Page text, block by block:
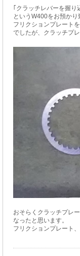
｢クラッチレバーを握
というW400をお預かり
フリクションプレート
でしたが、クラッチプ
おそらくクラッチプレ
なったと思います。
フリクションプレート